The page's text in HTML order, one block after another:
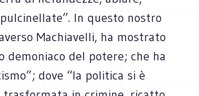
In questo nostro
Machiavelli, ha mostrato
demoniaco del potere; che ha
dove “la politica si è